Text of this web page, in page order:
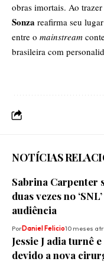
obras imortais. Ao
Sonza reafirma seu
entre o mainstream
brasileira com
NOTÍCIAS
Sabrina Carpenter
duas vezes no
audiência
PorDaniel Felicio10 meses
Jessie J adia turnê
devido a nova